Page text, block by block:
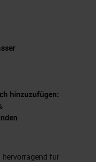
hinzuzufügen:
hervorragend für